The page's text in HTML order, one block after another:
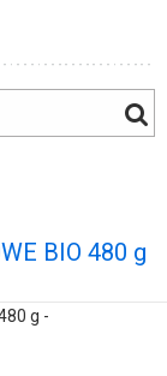
BIO 480 g
g -